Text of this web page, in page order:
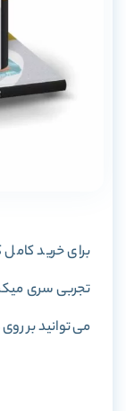
برای خرید
تجربی سری
می توانید بر